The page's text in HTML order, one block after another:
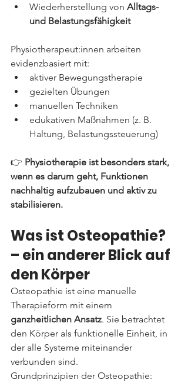
Wiederherstellung von Alltags-
und Belastungsfähigkeit
Physiotherapeut:innen arbeiten
evidenzbasiert mit:
aktiver Bewegungstherapie
gezielten Übungen
manuellen Techniken
edukativen Maßnahmen (z. B.
Haltung, Belastungssteuerung)
👉 Physiotherapie ist besonders stark,
wenn es darum geht, Funktionen
nachhaltig aufzubauen und aktiv zu
stabilisieren.
Was ist Osteopathie?
– ein anderer Blick auf
den Körper
Osteopathie ist eine manuelle
Therapieform mit einem
ganzheitlichen Ansatz. Sie betrachtet
den Körper als funktionelle Einheit, in
der alle Systeme miteinander
verbunden sind.
Grundprinzipien der Osteopathie: